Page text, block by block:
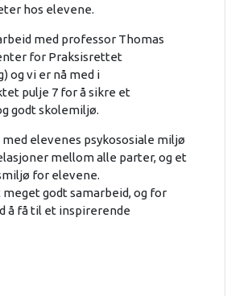
hos elevene.
med professor Thomas
for Praksisrettet
og vi er nå med i
pulje 7 for å sikre et
godt skolemiljø.
elevenes psykososiale miljø
mellom alle parter, og et
for elevene.
meget godt samarbeid, og for
å få til et inspirerende